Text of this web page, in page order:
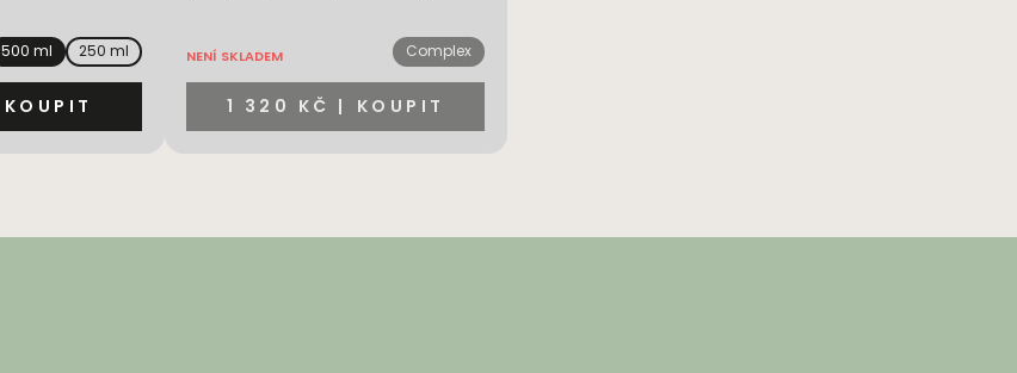
500 ml 250 ml
KOUPIT
NENÍ SKLADEM Complex
1 320 KČ | KOUPIT